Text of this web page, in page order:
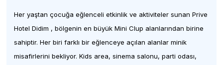
Her yaştan çocuğa eğlenceli etkinlik ve aktiviteler sunan Prive
Hotel Didim , bölgenin en büyük Mini Clup alanlarından birine
sahiptir. Her biri farklı bir eğlenceye açılan alanlar minik
misafirlerini bekliyor. Kids area, sinema salonu, parti odası,